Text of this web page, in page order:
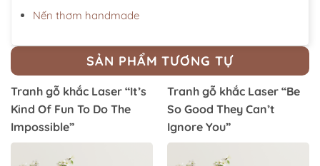
Nến thơm handmade
SẢN PHẨM TƯƠNG TỰ
Tranh gỗ khắc Laser “It’s
Kind Of Fun To Do The
Impossible”
Tranh gỗ khắc Laser “Be
So Good They Can’t
Ignore You”